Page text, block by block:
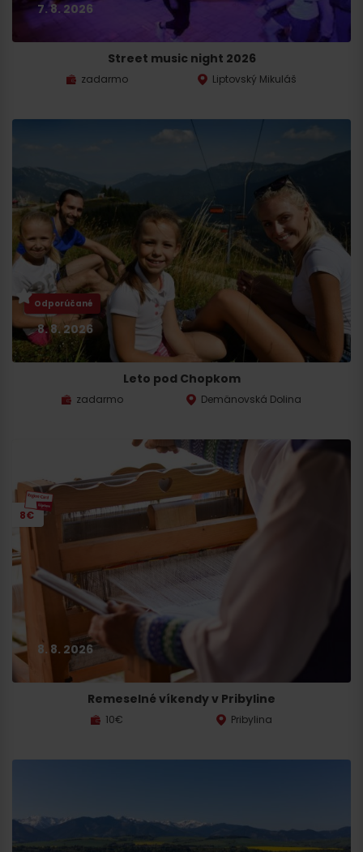
7. 8. 2026
Street music night 2026
zadarmo Liptovský Mikuláš
Odporúčané
8. 8. 2026
Leto pod Chopkom
zadarmo Demänovská Dolina
8€
8. 8. 2026
Remeselné víkendy v Pribyline
10€ Pribylina